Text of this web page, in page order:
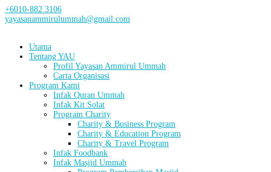
+6010-882 3106
yayasanammirulummah@gmail.com
Utama
Tentang YAU
Profil Yayasan Ammirul Ummah
Carta Organisasi
Program Kami
Infak Quran Ummah
Infak Kit Solat
Program Charity
Charity & Business Program
Charity & Education Program
Charity & Travel Program
Infak Foodbank
Infak Masjid Ummah